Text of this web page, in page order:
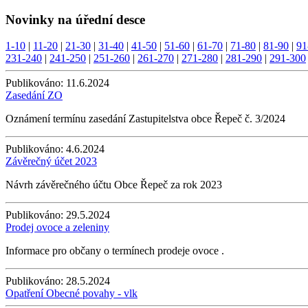
Novinky na úřední desce
1-10 | 11-20 | 21-30 | 31-40 | 41-50 | 51-60 | 61-70 | 71-80 | 81-90 |
231-240 | 241-250 | 251-260 | 261-270 | 271-280 | 281-290 | 291-300
Publikováno: 11.6.2024
Zasedání ZO
Oznámení termínu zasedání Zastupitelstva obce Řepeč č. 3/2024
Publikováno: 4.6.2024
Závěrečný účet 2023
Návrh závěrečného účtu Obce Řepeč za rok 2023
Publikováno: 29.5.2024
Prodej ovoce a zeleniny
Informace pro občany o termínech prodeje ovoce .
Publikováno: 28.5.2024
Opatření Obecné povahy - vlk